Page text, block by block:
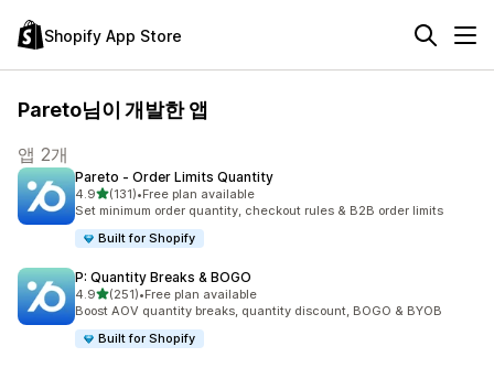
Shopify App Store
Pareto님이 개발한 앱
앱 2개
Pareto ‑ Order Limits Quantity
4.9별 5개 중
(131)
총 리뷰 131개
•Free plan available
Set minimum order quantity, checkout rules & B2B order limits
Built for Shopify
P: Quantity Breaks & BOGO
4.9별 5개 중
(251)
총 리뷰 251개
•Free plan available
Boost AOV quantity breaks, quantity discount, BOGO & BYOB
Built for Shopify